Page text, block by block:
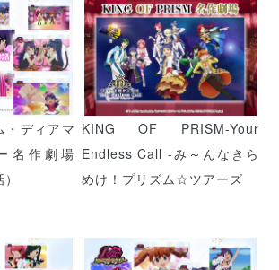
・ディアマ
名作劇場
KING OF PRISM-Your
Endless Call -み～んなきら
めけ！プリズム☆ツアーズ